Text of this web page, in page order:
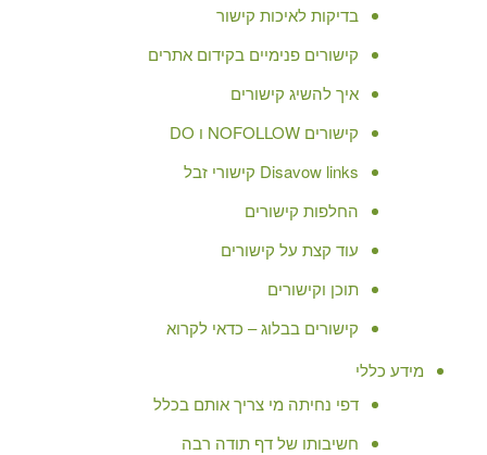
בדיקות לאיכות קישור
קישורים פנימיים בקידום אתרים
איך להשיג קישורים
קישורים NOFOLLOW ו DO
Disavow links קישורי זבל
החלפות קישורים
עוד קצת על קישורים
תוכן וקישורים
קישורים בבלוג – כדאי לקרוא
מידע כללי
דפי נחיתה מי צריך אותם בכלל
חשיבותו של דף תודה רבה